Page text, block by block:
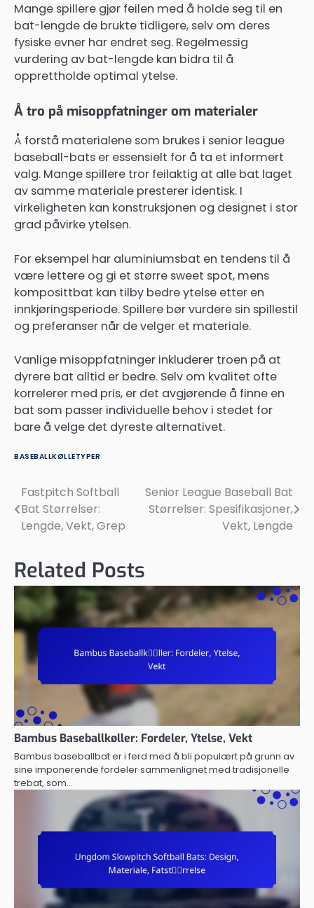
Mange spillere gjør feilen med å holde seg til en
bat-lengde de brukte tidligere, selv om deres
fysiske evner har endret seg. Regelmessig
vurdering av bat-lengde kan bidra til å
opprettholde optimal ytelse.
Å tro på misoppfatninger om materialer
Å forstå materialene som brukes i senior league
baseball-bats er essensielt for å ta et informert
valg. Mange spillere tror feilaktig at alle bat laget
av samme materiale presterer identisk. I
virkeligheten kan konstruksjonen og designet i stor
grad påvirke ytelsen.
For eksempel har aluminiumsbat en tendens til å
være lettere og gi et større sweet spot, mens
komposittbat kan tilby bedre ytelse etter en
innkjøringsperiode. Spillere bør vurdere sin spillestil
og preferanser når de velger et materiale.
Vanlige misoppfatninger inkluderer troen på at
dyrere bat alltid er bedre. Selv om kvalitet ofte
korrelerer med pris, er det avgjørende å finne en
bat som passer individuelle behov i stedet for
bare å velge det dyreste alternativet.
BASEBALLKØLLETYPER
Post
navigation
Fastpitch Softball
Bat Størrelser:
Lengde, Vekt, Grep
Senior League Baseball Bat
Størrelser: Spesifikasjoner,
Vekt, Lengde
Related Posts
Bambus Baseballkøller: Fordeler, Ytelse, Vekt
Bambus baseballbat er i ferd med å bli populært på grunn av
sine imponerende fordeler sammenlignet med tradisjonelle
trebat, som…